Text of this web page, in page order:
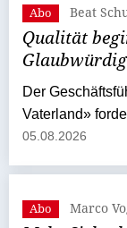
Abo Beat
Qualität
Der
Vaterland»
05.08.2026
Abo Marco